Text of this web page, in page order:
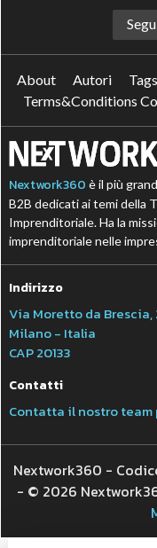
About Autori Tags
Terms&Conditions
Nextwork360 è il più
B2B dedicati ai temi della
Imprenditoriale. Ha la
imprenditoriale nelle
Indirizzo
Via Moretto da Brescia,
Milano - Italia
CAP 20133
Contatti
Contatta il nostro
Nextwork360 -
- © 2026